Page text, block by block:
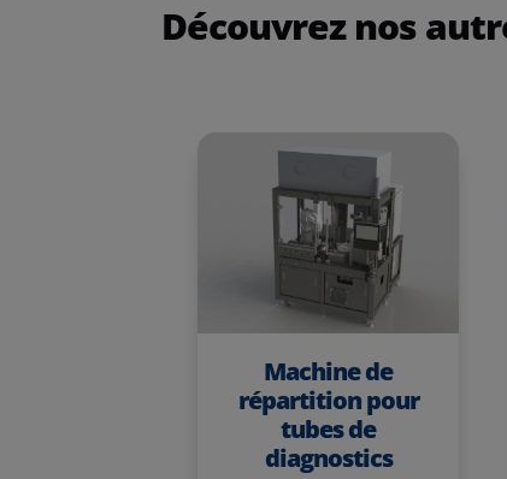
Découvrez nos
Machine de
répartition pour
tubes de
diagnostics